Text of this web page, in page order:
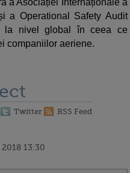
a Asociației Internaționale a
a Operational Safety Audit
la nivel global în ceea ce
companiilor aeriene.
Twitter RSS Feed
13:30